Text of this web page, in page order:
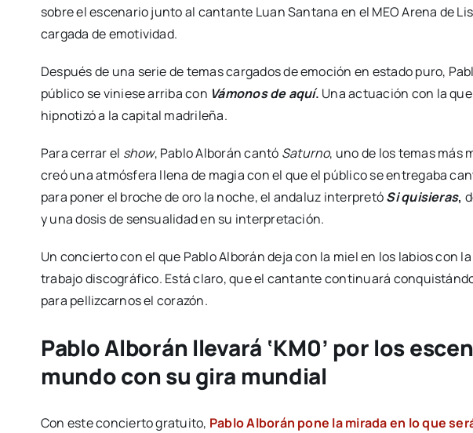
sobre el escenario junto al cantante Luan Santana en el MEO Arena de
cargada de emotividad.
Después de una serie de temas cargados de emoción en estado puro,
público se viniese arriba con Vámonos de aquí. Una actuación con la
hipnotizó a la capital madrileña.
Para cerrar el show, Pablo Alborán cantó Saturno, uno de los temas más
creó una atmósfera llena de magia con el que el público se entregaba
para poner el broche de oro la noche, el andaluz interpretóSi quisieras,
y una dosis de sensualidad en su interpretación.
Un concierto con el que Pablo Alborán deja con la miel en los labios con
trabajo discográfico. Está claro, que el cantante continuará
para pellizcarnos el corazón.
Pablo Alborán llevará ‘KM0’ por los
mundo con su gira mundial
Con este concierto gratuito, Pablo Alborán pone la mirada en lo que